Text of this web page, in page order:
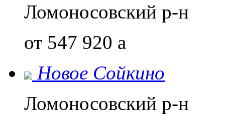
Ломоносовский р-н
от 547 920 a
Новое Сойкино
Ломоносовский р-н